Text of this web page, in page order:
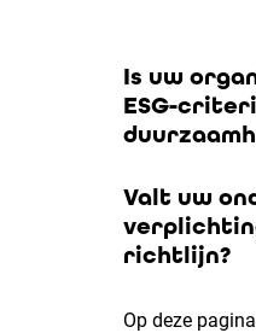
Is uw
ESG-
Valt uw
richtlijn?
Op deze